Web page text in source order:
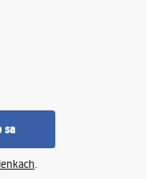
sa
.